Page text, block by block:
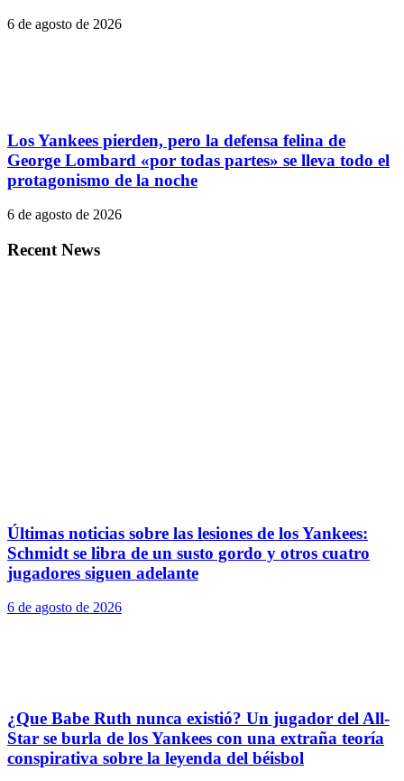
6 de agosto de 2026
Los Yankees pierden, pero la defensa felina de
George Lombard «por todas partes» se lleva todo el
protagonismo de la noche
6 de agosto de 2026
Recent News
Últimas noticias sobre las lesiones de los Yankees:
Schmidt se libra de un susto gordo y otros cuatro
jugadores siguen adelante
6 de agosto de 2026
¿Que Babe Ruth nunca existió? Un jugador del All-
Star se burla de los Yankees con una extraña teoría
conspirativa sobre la leyenda del béisbol